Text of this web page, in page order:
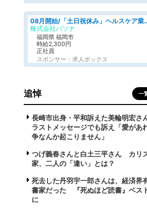
08月開始/「土日祝休み」ヘルスケア業
株式会社パソナ
福岡県 福岡市
時給2,300円
正社員
スポンサー：求人ボックス
追悼 一
長崎市出身・平和訴えた美輪明宏さ
ラストメッセージでも訴え「愛が
争なんか起こりません」
つげ義春さんと白土三平さん カリ
家、二人の「違い」とは？
死去した丹羽宇一郎さんは、経済界
書家だった 『死ぬほど読書』ベス
に